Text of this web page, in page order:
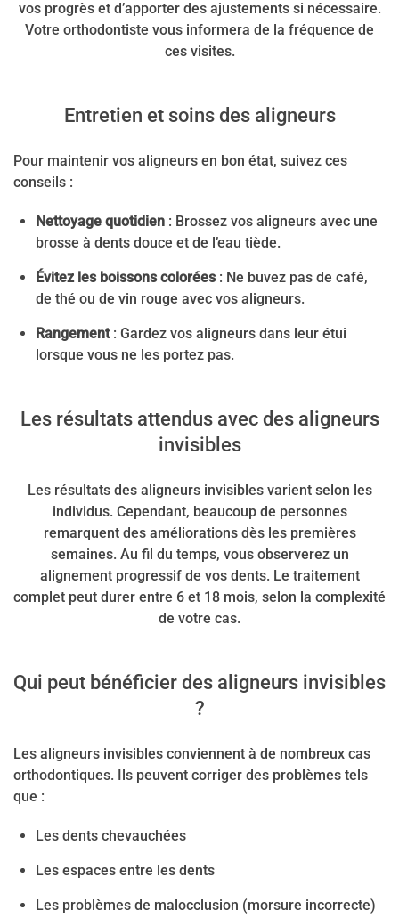
vos progrès et d’apporter des ajustements si nécessaire.
Votre orthodontiste vous informera de la fréquence de
ces visites.
Entretien et soins des aligneurs
Pour maintenir vos aligneurs en bon état, suivez ces
conseils :
Nettoyage quotidien : Brossez vos aligneurs avec une
brosse à dents douce et de l’eau tiède.
Évitez les boissons colorées: Ne buvez pas de café,
de thé ou de vin rouge avec vos aligneurs.
Rangement: Gardez vos aligneurs dans leur étui
lorsque vous ne les portez pas.
Les résultats attendus avec des aligneurs
invisibles
Les résultats des aligneurs invisibles varient selon les
individus. Cependant, beaucoup de personnes
remarquent des améliorations dès les premières
semaines. Au fil du temps, vous observerez un
alignement progressif de vos dents. Le traitement
complet peut durer entre 6 et 18 mois, selon la complexité
de votre cas.
Qui peut bénéficier des aligneurs invisibles
?
Les aligneurs invisibles conviennent à de nombreux cas
orthodontiques. Ils peuvent corriger des problèmes tels
que :
Les dents chevauchées
Les espaces entre les dents
Les problèmes de malocclusion (morsure incorrecte)